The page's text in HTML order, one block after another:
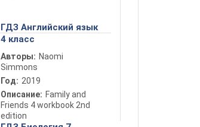
ГДЗ Английский язык
4 класс
Авторы: Naomi
Simmons
Год: 2019
Описание: Family and
Friends 4 workbook 2nd
edition